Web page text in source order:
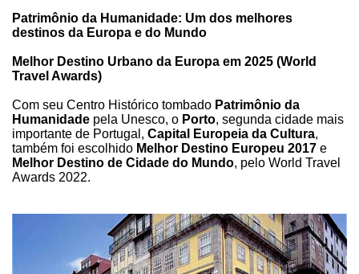
Patrimônio da Humanidade: Um dos melhores
destinos da Europa e do Mundo
Melhor Destino Urbano da Europa em 2025 (World
Travel Awards)
Com seu Centro Histórico tombado Patrimônio da
Humanidade pela Unesco, o Porto, segunda cidade mais
importante de Portugal, Capital Europeia da Cultura,
também foi escolhido Melhor Destino Europeu 2017 e
Melhor Destino de Cidade do Mundo, pelo World Travel
Awards 2022.